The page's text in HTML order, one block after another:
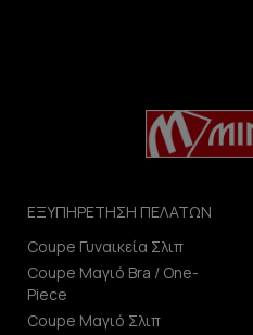
ΕΞΥΠΗΡΕΤΗΣΗ ΠΕΛΑΤΩΝ
Coupe Γυναικεία Σλιπ
Coupe Μαγιό Bra / One-
Piece
Coupe Μαγιό Σλιπ